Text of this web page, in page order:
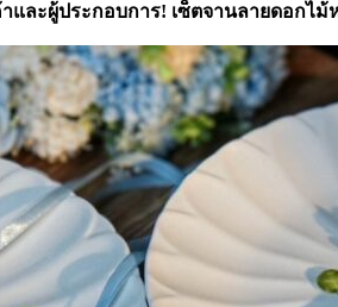
และผู้ประกอบการ! เซ็ตจานลายดอก